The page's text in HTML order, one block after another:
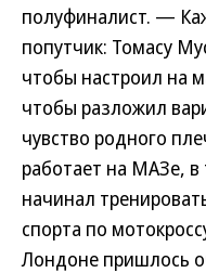
полуфиналист. —
попутчик: Томасу
чтобы настроил на
чтобы разложил
чувство родного
работает на МАЗе, в
начинал
спорта по
Лондоне пришлось